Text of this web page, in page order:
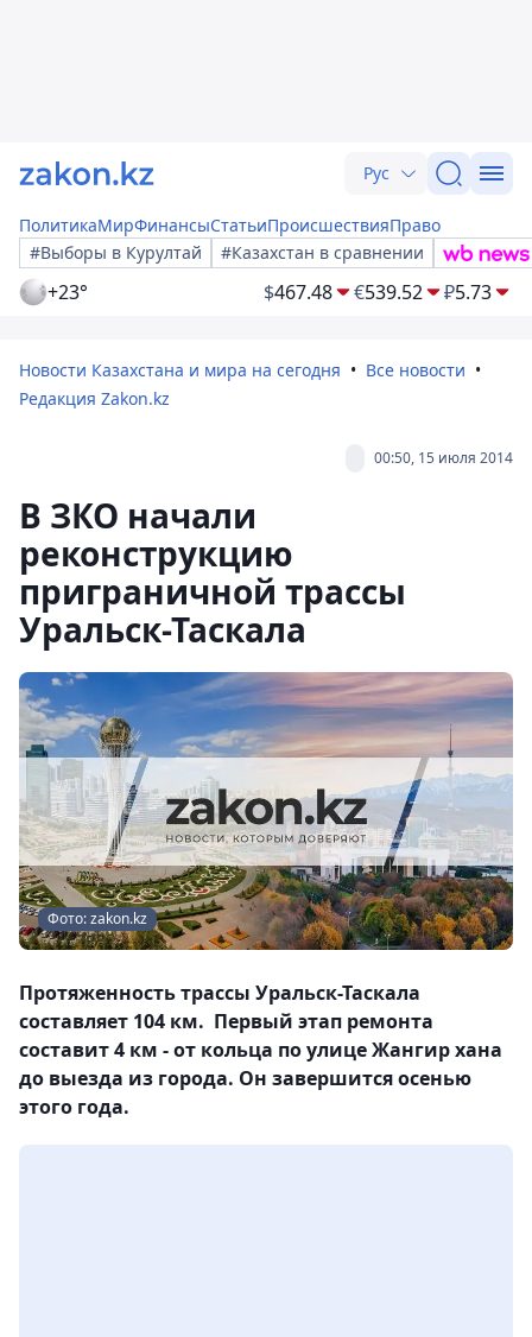
Рус
ПолитикаМирФинансыСтатьиПроисшествияПраво
#Выборы в Курултай
#Казахстан в сравнении
+23° $467.48 €539.52 ₽5.73
Новости Казахстана и мира на сегодня
Все новости
Редакция Zakon.kz
00:50, 15 июля 2014
В ЗКО начали
реконструкцию
приграничной трассы
Уральск-Таскала
Фото: zakon.kz
Протяженность трассы Уральск-Таскала
составляет 104 км. Первый этап ремонта
составит 4 км - от кольца по улице Жангир хана
до выезда из города. Он завершится осенью
этого года.